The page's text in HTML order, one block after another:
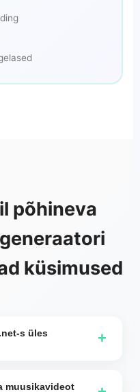
põhineva
küsimused
s üles
+
üleslaaditud heli,
muusikavideot